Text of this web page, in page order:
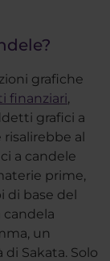
grafiche
finanziari,
grafici a
risalirebbe al
a candele
prime,
di base del
un
Sakata. Solo